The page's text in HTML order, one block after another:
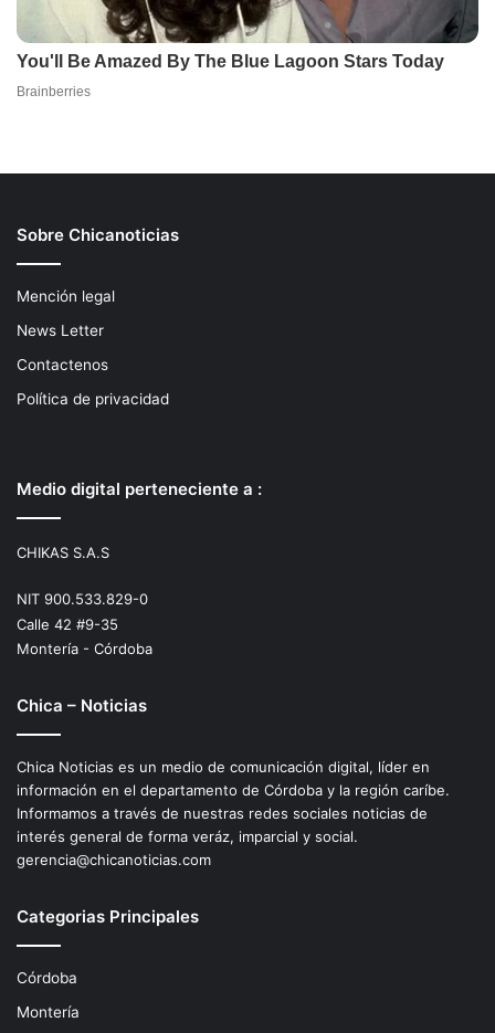
Sobre Chicanoticias
Mención legal
News Letter
Contactenos
Política de privacidad
Medio digital perteneciente a :
CHIKAS S.A.S
NIT 900.533.829-0
Calle 42 #9-35
Montería - Córdoba
Chica – Noticias
Chica Noticias es un medio de comunicación digital, líder en
información en el departamento de Córdoba y la región caríbe.
Informamos a través de nuestras redes sociales noticias de
interés general de forma veráz, imparcial y social.
gerencia@chicanoticias.com
Categorias Principales
Córdoba
Montería